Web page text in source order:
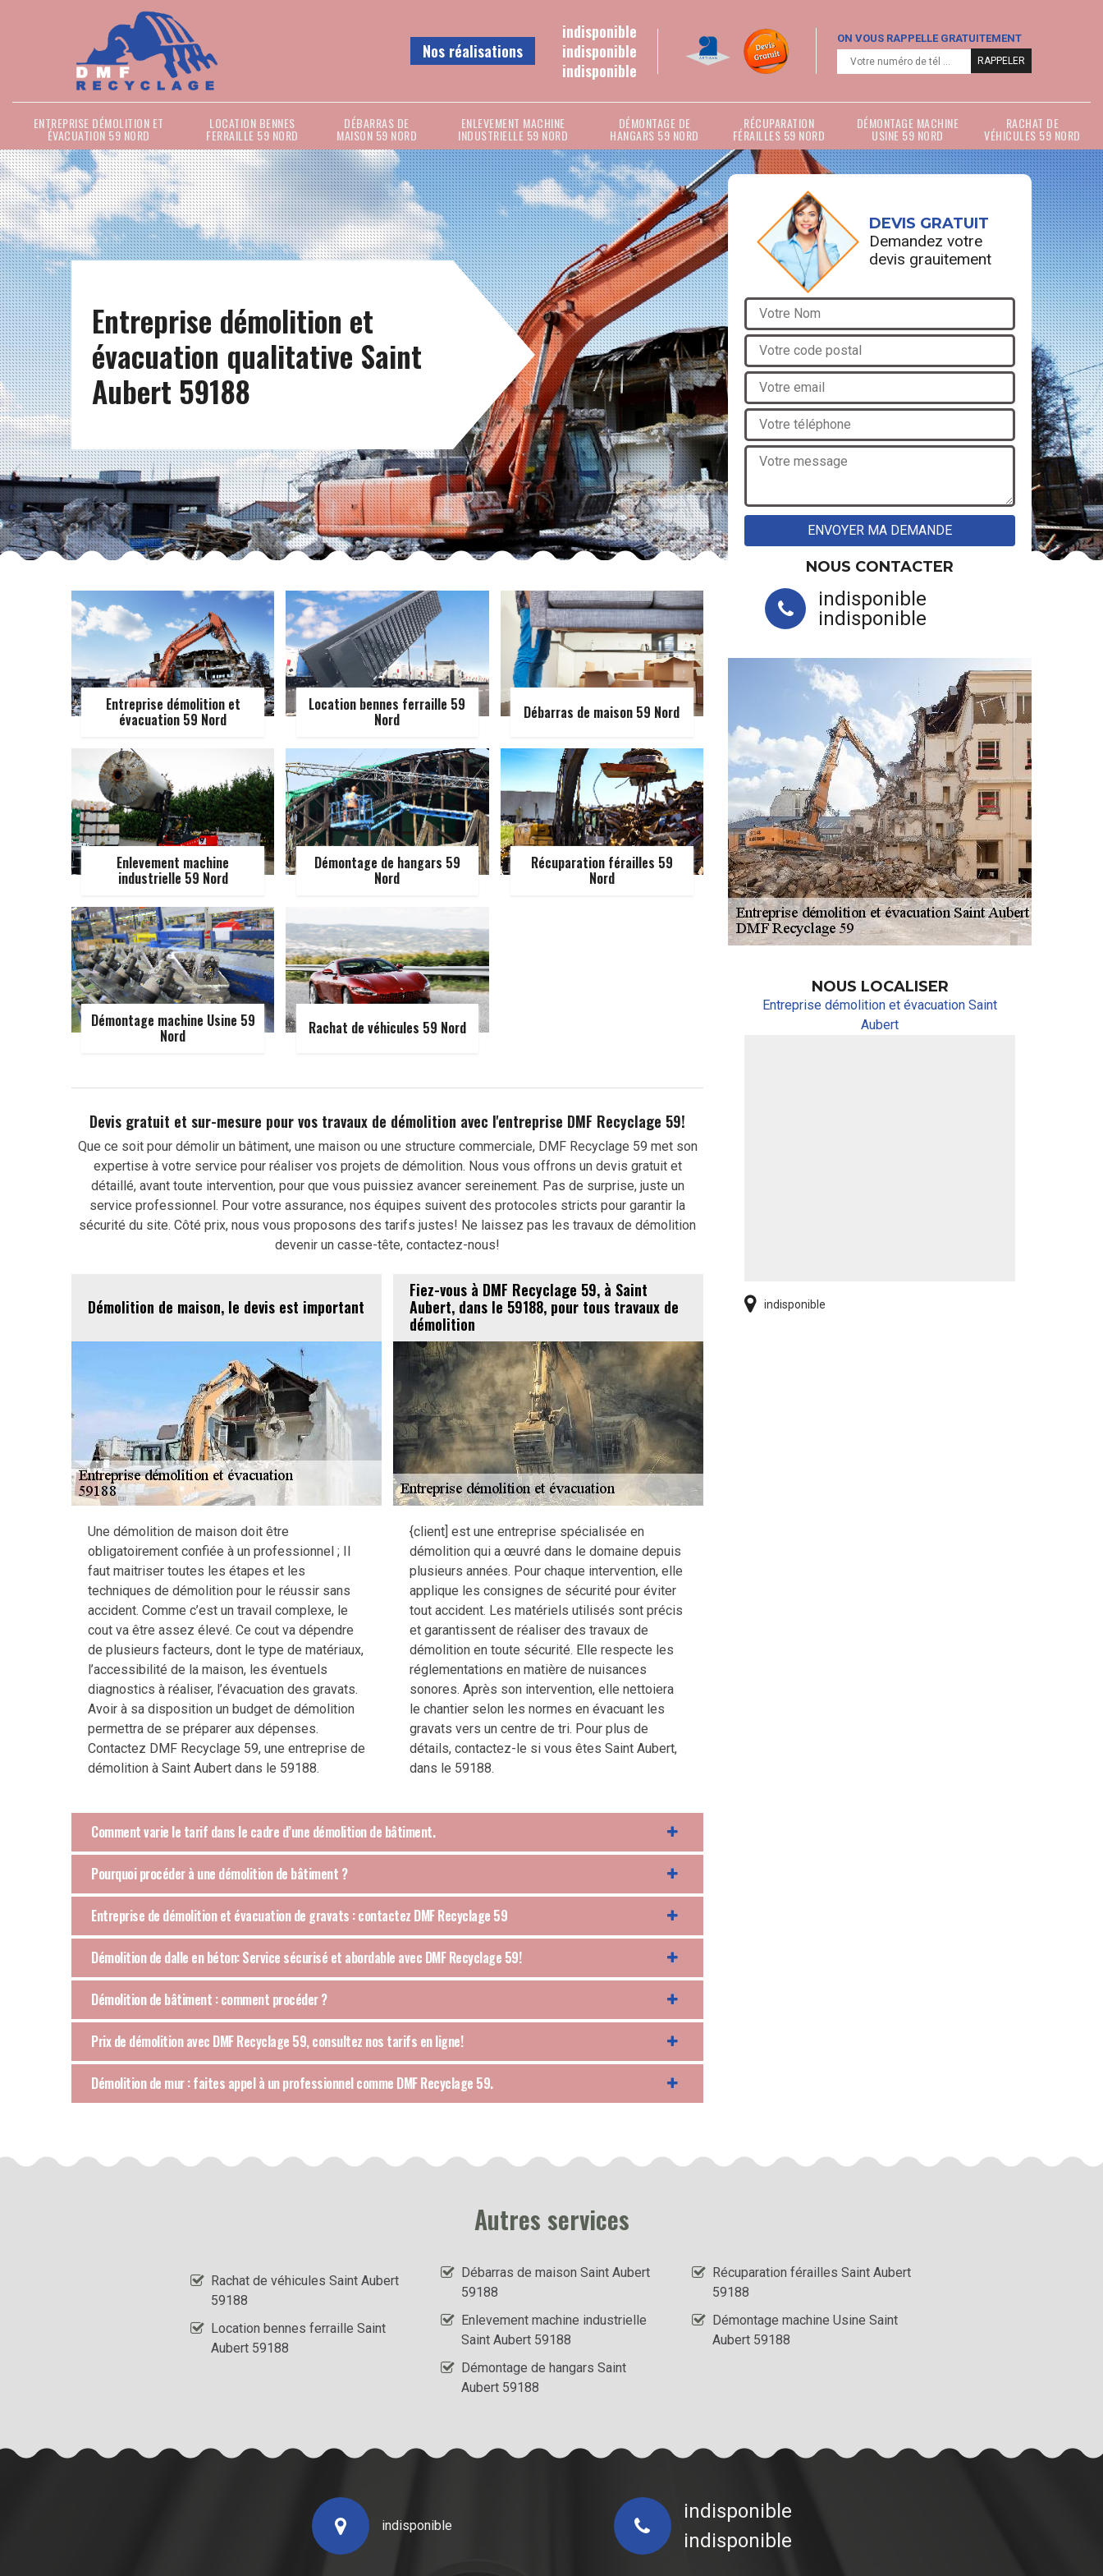
Nos réalisations
indisponible
indisponible
indisponible
ON VOUS RAPPELLE GRATUITEMENT
ENTREPRISE DÉMOLITION ET
ÉVACUATION 59 NORD
LOCATION BENNES
FERRAILLE 59 NORD
DÉBARRAS DE
MAISON 59 NORD
ENLEVEMENT MACHINE
INDUSTRIELLE 59 NORD
DÉMONTAGE DE
HANGARS 59 NORD
RÉCUPARATION
FÉRAILLES 59 NORD
DÉMONTAGE MACHINE
USINE 59 NORD
RACHAT DE
VÉHICULES 59 NORD
Entreprise démolition et
évacuation qualitative Saint
Aubert 59188
Entreprise démolition et
évacuation 59 Nord
Location bennes ferraille 59
Nord Débarras de maison 59 Nord
Enlevement machine
industrielle 59 Nord
Démontage de hangars 59
Nord
Récuparation férailles 59
Nord
Démontage machine Usine 59
Nord Rachat de véhicules 59 Nord
Devis gratuit et sur-mesure pour vos travaux de démolition avec l'entreprise DMF Recyclage 59!
Que ce soit pour démolir un bâtiment, une maison ou une structure commerciale, DMF Recyclage 59 met son
expertise à votre service pour réaliser vos projets de démolition. Nous vous offrons un devis gratuit et
détaillé, avant toute intervention, pour que vous puissiez avancer sereinement. Pas de surprise, juste un
service professionnel. Pour votre assurance, nos équipes suivent des protocoles stricts pour garantir la
sécurité du site. Côté prix, nous vous proposons des tarifs justes! Ne laissez pas les travaux de démolition
devenir un casse-tête, contactez-nous!
Démolition de maison, le devis est important
Une démolition de maison doit être
obligatoirement confiée à un professionnel ; Il
faut maitriser toutes les étapes et les
techniques de démolition pour le réussir sans
accident. Comme c’est un travail complexe, le
cout va être assez élevé. Ce cout va dépendre
de plusieurs facteurs, dont le type de matériaux,
l’accessibilité de la maison, les éventuels
diagnostics à réaliser, l’évacuation des gravats.
Avoir à sa disposition un budget de démolition
permettra de se préparer aux dépenses.
Contactez DMF Recyclage 59, une entreprise de
démolition à Saint Aubert dans le 59188.
Fiez-vous à DMF Recyclage 59, à Saint
Aubert, dans le 59188, pour tous travaux de
démolition
{client] est une entreprise spécialisée en
démolition qui a œuvré dans le domaine depuis
plusieurs années. Pour chaque intervention, elle
applique les consignes de sécurité pour éviter
tout accident. Les matériels utilisés sont précis
et garantissent de réaliser des travaux de
démolition en toute sécurité. Elle respecte les
réglementations en matière de nuisances
sonores. Après son intervention, elle nettoiera
le chantier selon les normes en évacuant les
gravats vers un centre de tri. Pour plus de
détails, contactez-le si vous êtes Saint Aubert,
dans le 59188.
Comment varie le tarif dans le cadre d’une démolition de bâtiment.
Pourquoi procéder à une démolition de bâtiment ?
Entreprise de démolition et évacuation de gravats : contactez DMF Recyclage 59
Démolition de dalle en béton: Service sécurisé et abordable avec DMF Recyclage 59!
Démolition de bâtiment : comment procéder ?
Prix de démolition avec DMF Recyclage 59, consultez nos tarifs en ligne!
Démolition de mur : faites appel à un professionnel comme DMF Recyclage 59.
DEVIS GRATUIT
Demandez votre
devis grauitement
NOUS CONTACTER
indisponible
indisponible
NOUS LOCALISER
Entreprise démolition et évacuation Saint
Aubert
indisponible
Autres services
Rachat de véhicules Saint Aubert
59188
Location bennes ferraille Saint
Aubert 59188
Débarras de maison Saint Aubert
59188
Enlevement machine industrielle
Saint Aubert 59188
Démontage de hangars Saint
Aubert 59188
Récuparation férailles Saint Aubert
59188
Démontage machine Usine Saint
Aubert 59188
indisponible
indisponible
indisponible